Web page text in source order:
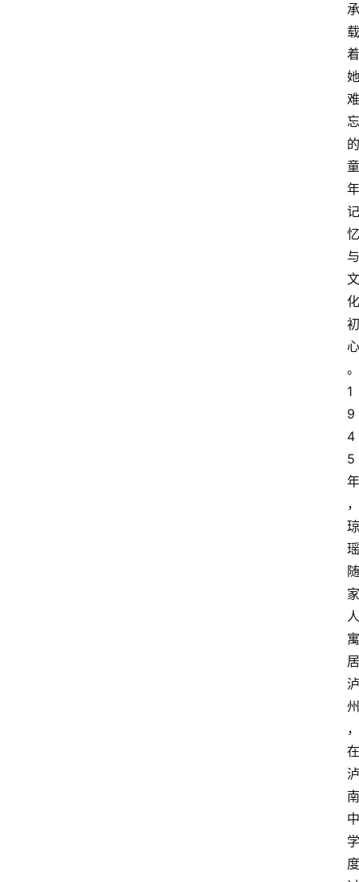
承
载
着
她
难
忘
的
童
年
记
忆
与
文
化
初
心
。
1
9
4
5
年
，
琼
瑶
随
家
人
寓
居
泸
州
，
在
泸
南
中
学
度